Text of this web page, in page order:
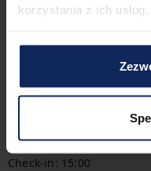
korzystania z ich usług.
Herumkommen
angebunden, so dass
Stadt heraus reisen
leicht auf dem
Check-in und Check-out
Check-in: 15:00